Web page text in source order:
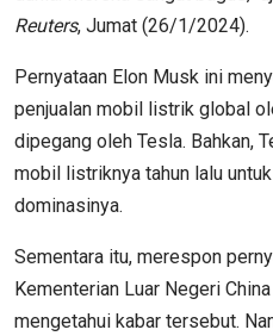
Reuters, Jumat (26/1/2024).
Pernyataan Elon Musk ini
penjualan mobil listrik global
dipegang oleh Tesla. Bahkan,
mobil listriknya tahun lalu
dominasinya.
Sementara itu, merespon
Kementerian Luar Negeri
mengetahui kabar tersebut.